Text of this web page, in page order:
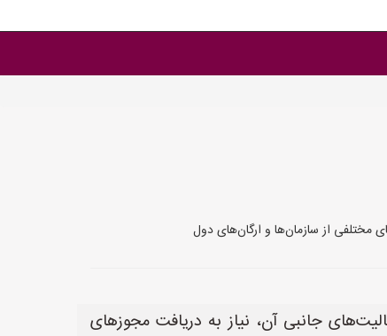
مختلفی از سازمان‌ها و ارگان‌های دول
جانبی آن، نیاز به دریافت مجوزهای